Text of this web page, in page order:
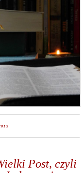
Post, czyli